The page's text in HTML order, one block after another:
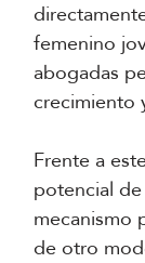
femenino
abogadas
crecimiento
Frente a
potencial
mecanismo
de otro